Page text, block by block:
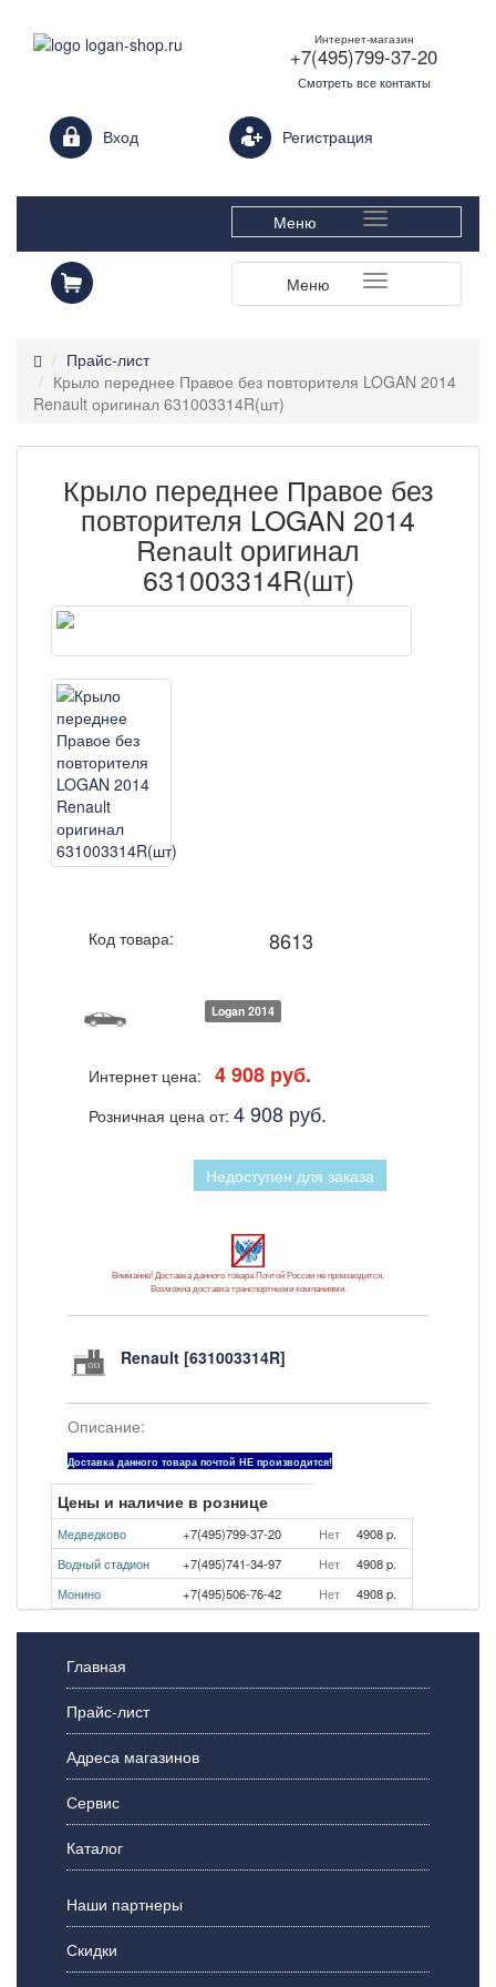
Интернет-магазин
+7(495)799-37-20
Смотреть все контакты
Вход Login form Регистрация
Меню
Меню
Прайс-лист
Крыло переднее Правое без повторителя LOGAN 2014
Renault оригинал 631003314R(шт)
Крыло переднее Правое без
повторителя LOGAN 2014
Renault оригинал
631003314R(шт)
Код товара: 8613
Logan 2014
Интернет цена: 4 908 руб.
Розничная цена от: 4 908 руб.
Недоступен для заказа
Внимание! Доставка данного товара Почтой России не производится.
Возможна доставка транспортными компаниями.
Renault [631003314R]
Описание:
Доставка данного товара почтой НЕ производится!
Цены и наличие в рознице
Медведково +7(495)799-37-20 Нет
4908 p.
Водный стадион
+7(495)741-34-97 Нет
4908 p.
Монино
+7(495)506-76-42 Нет 4908 p.
Главная
Прайс-лист
Адреса магазинов
Сервис
Каталог
Наши партнеры
Скидки